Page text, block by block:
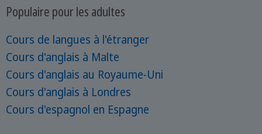
Populaire pour les adultes
Cours de langues à l'étranger
Cours d'anglais à Malte
Cours d'anglais au Royaume-Uni
Cours d'anglais à Londres
Cours d'espagnol en Espagne